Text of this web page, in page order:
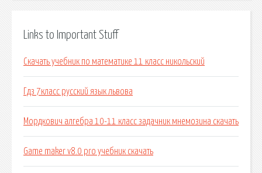
Links to Important Stuff
Скачать учебник по математике 11 класс никольский
Гдз 7класс русский язык львова
Мордкович алгебра 10-11 класс задачник мнемозина скачать
Game maker v8.0 pro учебник скачать